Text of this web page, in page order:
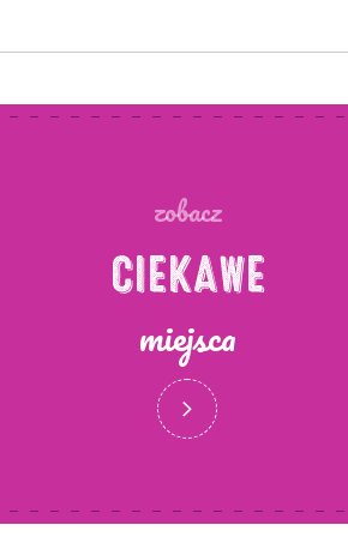
zobacz
CIEKAWE
miejsca